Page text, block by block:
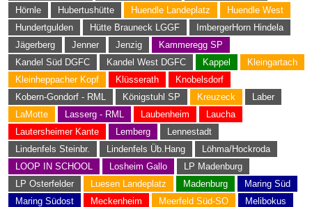
Hörnle
Hubertushütte Huendle Landeplatz
Huendle West
Hundertgulden
Hütte Brauneck LGGF
ImbergerHorn Hindela
Jägerberg
Jenner Jenzig
Kammeregg SP
Kandel Süd DGFC
Kandel West DGFC Kappel
Kleingartach
Kleinheppacher Kopf
Klüsserath
Knobelsdorf
Kobern-Gondorf - RML
Königstuhl SP Kreuzeck
Laber
LaMotte
Lasserg - RML Laubenheim
Laucha
Lautersheimer Kante
Lemberg
Lennestadt
Lindenfels Steinbr.
Lindenfels Üb.Hang
Löhma/Hockroda
LOOP IN SCHOOL
Losheim Gallo
LP Madenburg
LP Osterfelder
Luesen Landeplatz Madenburg
Maring Süd
Maring Südost
Meckenheim Meerfeld Süd-SO
Melibokus